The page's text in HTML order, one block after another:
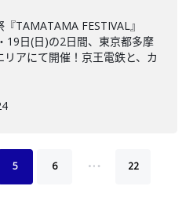
TAMATAMA FESTIVAL』
19日(日)の2日間、東京都多摩
アにて開催！京王電鉄と、カ
5 6 … 22